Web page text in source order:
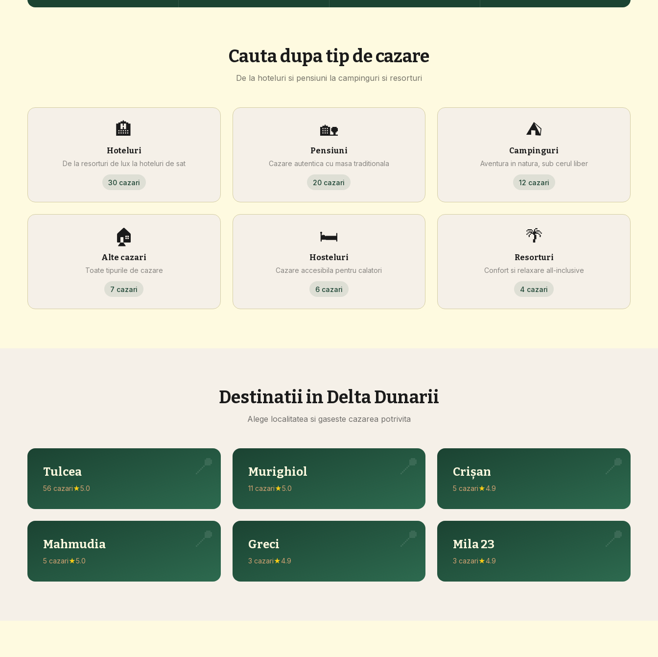
Cauta dupa tip de cazare
De la hoteluri si pensiuni la campinguri si resorturi
🏨
Hoteluri
De la resorturi de lux la hoteluri de sat
30 cazari
🏡
Pensiuni
Cazare autentica cu masa traditionala
20 cazari
⛺
Campinguri
Aventura in natura, sub cerul liber
12 cazari
🏠
Alte cazari
Toate tipurile de cazare
7 cazari
🛏️
Hosteluri
Cazare accesibila pentru calatori
6 cazari
🌴
Resorturi
Confort si relaxare all-inclusive
4 cazari
Destinatii in Delta Dunarii
Alege localitatea si gaseste cazarea potrivita
Tulcea
56 cazari★5.0
📍 Murighiol
11 cazari★5.0
📍 Crișan
5 cazari★4.9
📍
Mahmudia
5 cazari★5.0
📍 Greci
3 cazari★4.9
📍 Mila 23
3 cazari★4.9
📍